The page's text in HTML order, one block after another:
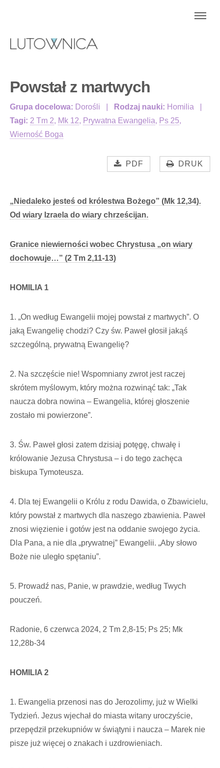
Powstał z martwych
Grupa docelowa: Dorośli Rodzaj nauki: Homilia
Tagi: 2 Tm 2, Mk 12, Prywatna Ewangelia, Ps 25,
Wierność Boga
PDF DRUK
„Niedaleko jesteś od królestwa Bożego” (Mk 12,34).
Od wiary Izraela do wiary chrześcijan.
Granice niewierności wobec Chrystusa „on wiary
dochowuje…” (2 Tm 2,11-13)
HOMILIA 1
1. „On według Ewangelii mojej powstał z martwych”. O
jaką Ewangelię chodzi? Czy św. Paweł głosił jakąś
szczególną, prywatną Ewangelię?
2. Na szczęście nie! Wspomniany zwrot jest raczej
skrótem myślowym, który można rozwinąć tak: „Tak
naucza dobra nowina – Ewangelia, której głoszenie
zostało mi powierzone”.
3. Św. Paweł głosi zatem dzisiaj potęgę, chwałę i
królowanie Jezusa Chrystusa – i do tego zachęca
biskupa Tymoteusza.
4. Dla tej Ewangelii o Królu z rodu Dawida, o Zbawicielu,
który powstał z martwych dla naszego zbawienia. Paweł
znosi więzienie i gotów jest na oddanie swojego życia.
Dla Pana, a nie dla „prywatnej” Ewangelii. „Aby słowo
Boże nie uległo spętaniu”.
5. Prowadź nas, Panie, w prawdzie, według Twych
pouczeń.
Radonie, 6 czerwca 2024, 2 Tm 2,8-15; Ps 25; Mk
12,28b-34
HOMILIA 2
1. Ewangelia przenosi nas do Jerozolimy, już w Wielki
Tydzień. Jezus wjechał do miasta witany uroczyście,
przepędził przekupniów w świątyni i naucza – Marek nie
pisze już więcej o znakach i uzdrowieniach.